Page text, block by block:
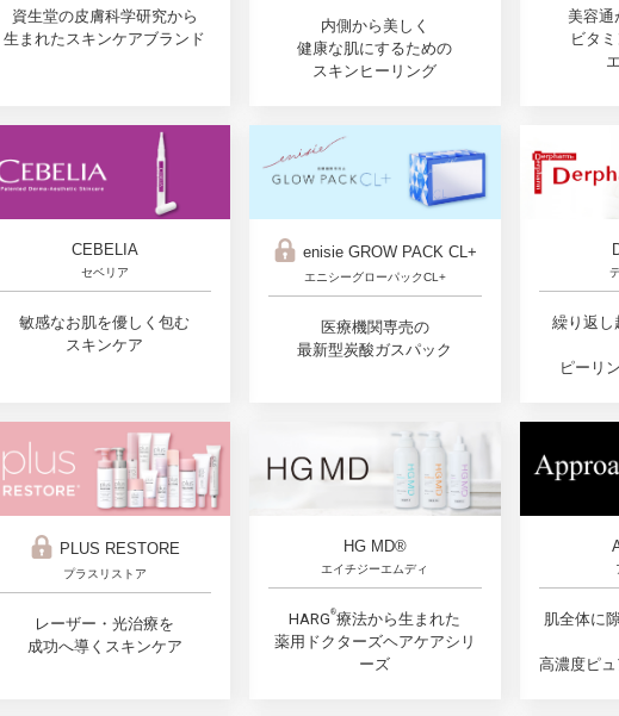
資生堂の皮膚科学研究から
生まれたスキンケアブランド
内側から美しく
健康な肌にするための
スキンヒーリング
美容通
ビタ
CEBELIA
セベリア
敏感なお肌を優しく包む
スキンケア
enisie GROW PACK CL+
エニシーグローパックCL+
医療機関専売の
最新型炭酸ガスパック
繰り返し
ピーリ
PLUS RESTORE
プラスリストア
レーザー・光治療を
成功へ導くスキンケア
HG MD®
エイチジーエムディ
HARG®︎療法から生まれた
薬用ドクターズヘアケアシリ
ーズ
肌全体に
高濃度ピ